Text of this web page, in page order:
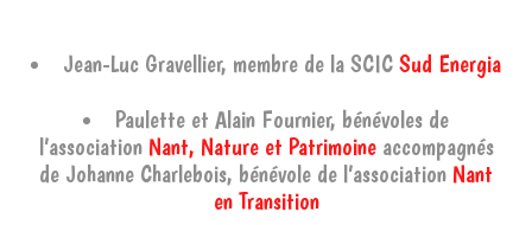
Jean-Luc Gravellier, membre de la SCIC Sud Energia
Paulette et Alain Fournier, bénévoles de
l’association Nant, Nature et Patrimoineaccompagnés
de Johanne Charlebois, bénévole de l’association Nant
en Transition